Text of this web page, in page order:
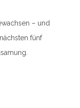
– und
fünf